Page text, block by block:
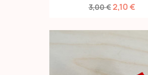
3,00 € 2,10 €